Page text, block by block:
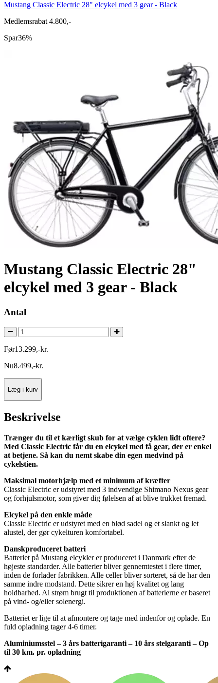
Mustang Classic Electric 28" elcykel med 3 gear - Black
Medlemsrabat 4.800,-
Spar36%
Mustang Classic Electric 28"
elcykel med 3 gear - Black
Antal
Før13.299,-kr.
Nu8.499,-kr.
Læg i kurv
Beskrivelse
Trænger du til et kærligt skub for at vælge cyklen lidt oftere?
Med Classic Electric får du en elcykel med få gear, der er enkel
at betjene. Så kan du nemt skabe din egen medvind på
cykelstien.
Maksimal motorhjælp med et minimum af kræfter
Classic Electric er udstyret med 3 indvendige Shimano Nexus gear
og forhjulsmotor, som giver dig følelsen af at blive trukket fremad.
Elcykel på den enkle måde
Classic Electric er udstyret med en blød sadel og et slankt og let
alustel, der gør cykelturen komfortabel.
Danskproduceret batteri
Batteriet på Mustang elcykler er produceret i Danmark efter de
højeste standarder. Alle batterier bliver gennemtestet i flere timer,
inden de forlader fabrikken. Alle celler bliver sorteret, så de har den
samme indre modstand. Dette sikrer en høj kvalitet og lang
holdbarhed. Al strøm brugt til produktionen af batterierne er baseret
på vind- og/eller solenergi.
Batteriet er lige til at afmontere og tage med indenfor og oplade. En
fuld opladning tager 4-6 timer.
Aluminiumsstel – 3 års batterigaranti – 10 års stelgaranti – Op
til 30 km. pr. opladning